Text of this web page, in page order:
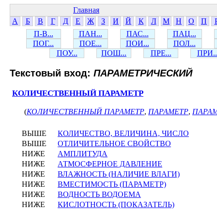
Главная
А
Б В Г Д Е Ж З И Й К Л М Н О П
П-В...
ПАН... ПАС...
ПАЦ...
ПОГ...
ПОЕ... ПОИ...
ПОЛ...
ПОУ...
ПОШ... ПРЕ...
Текстовый вход: ПАРАМЕТРИЧЕСКИЙ
КОЛИЧЕСТВЕННЫЙ ПАРАМЕТР
(КОЛИЧЕСТВЕННЫЙ ПАРАМЕТР, ПАРАМЕТР,
ВЫШЕ
КОЛИЧЕСТВО, ВЕЛИЧИНА, ЧИСЛО
ВЫШЕ
ОТЛИЧИТЕЛЬНОЕ СВОЙСТВО
НИЖЕ
АМПЛИТУДА
НИЖЕ
АТМОСФЕРНОЕ ДАВЛЕНИЕ
НИЖЕ
ВЛАЖНОСТЬ (НАЛИЧИЕ ВЛАГИ)
НИЖЕ
ВМЕСТИМОСТЬ (ПАРАМЕТР)
НИЖЕ
ВОДНОСТЬ ВОДОЕМА
НИЖЕ
КИСЛОТНОСТЬ (ПОКАЗАТЕЛЬ)